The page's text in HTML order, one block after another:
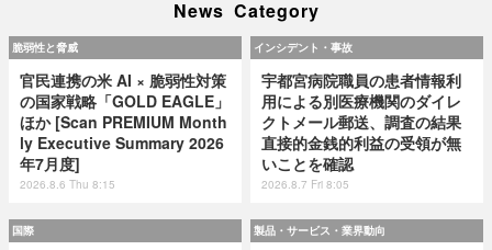
News Category
脆弱性と脅威
官民連携の米 AI × 脆弱性対策
の国家戦略「GOLD EAGLE」
ほか [Scan PREMIUM Month
ly Executive Summary 2026
年7月度]
2026.8.6 Thu 8:15
インシデント・事故
宇都宮病院職員の患者情報利
用による別医療機関のダイレ
クトメール郵送、調査の結果
直接的金銭的利益の受領が無
いことを確認
2026.8.7 Fri 8:05
国際 製品・サービス・業界動向